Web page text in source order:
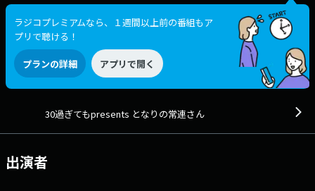
ラジコプレミアムなら、１週間以上前の番組もア
プリで聴ける！
プランの詳細 アプリで開く
30過ぎてもpresents となりの常連さん
出演者